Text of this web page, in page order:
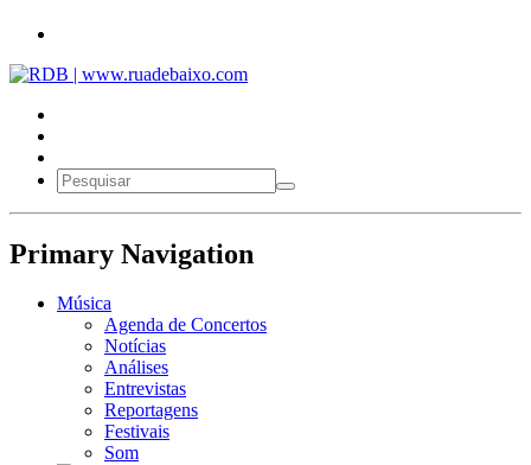
Primary Navigation
Música
Agenda de Concertos
Notícias
Análises
Entrevistas
Reportagens
Festivais
Som